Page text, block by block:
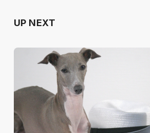
UP NEXT